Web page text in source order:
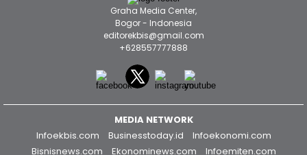
Graha Media Center,
Bogor - Indonesia
editorekbis@gmail.com
+628557777888
MEDIA NETWORK